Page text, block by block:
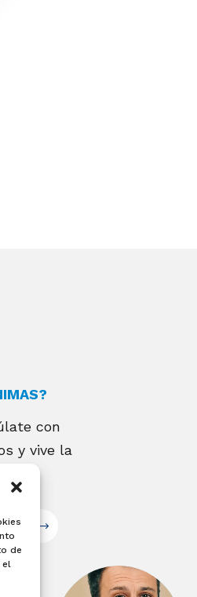
de
el
con
y vive la